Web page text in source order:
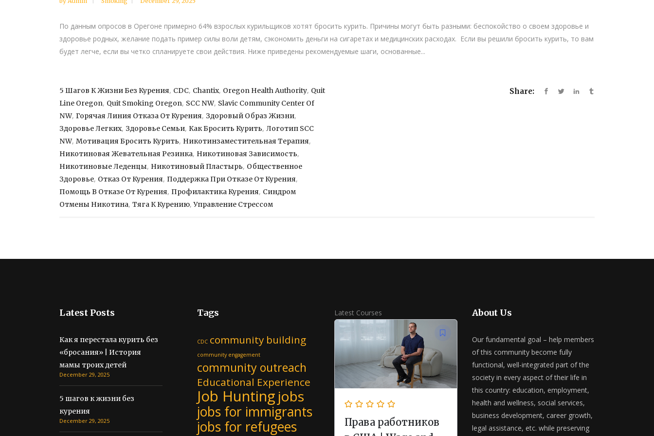
По данным опросов в Орегоне примерно 64% взрослых курильщиков хотят бросить курить. Причины могут быть разными: беспокойство о своем здоровье и
здоровье родных, желание подать пример силы воли детям, сэкономить деньги на сигаретах и медицинских расходах. Если вы решили бросить курить, то вам
будет легче, если вы четко спланируете свои действия. Ниже приведены рекомендуемые шаги, основанные...
5 Шагов К Жизни Без Курения, CDC, Chantix, Oregon Health Authority, Quit
Line Oregon, Quit Smoking Oregon, SCC NW, Slavic Community Center Of
NW, Горячая Линия Отказа От Курения, Здоровый Образ Жизни,
Здоровье Легких, Здоровье Семьи, Как Бросить Курить, Логотип SCC
NW, Мотивация Бросить Курить, Никотинзаместительная Терапия,
Никотиновая Жевательная Резинка, Никотиновая Зависимость,
Никотиновые Леденцы, Никотиновый Пластырь, Общественное
Здоровье, Отказ От Курения, Поддержка При Отказе От Курения,
Помощь В Отказе От Курения, Профилактика Курения, Синдром
Отмены Никотина, Тяга К Курению,Управление Стрессом
Share:
Latest Posts
Как я перестала курить без
«бросания» | История
мамы троих детей
December 29, 2025
5 шагов к жизни без
курения
December 29, 2025
Tags
CDC community building
community engagement
community outreach
Educational Experience
Job Hunting jobs
jobs for immigrants
jobs for refugees
Latest Courses
Права работников
About Us
Our fundamental goal – help members
of this community become fully
functional, well-integrated part of the
society in every aspect of their life in
this country: education, employment,
health and wellness, social services,
business development, career growth,
legal assistance, etc. while preserving